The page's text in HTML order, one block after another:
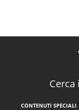
Cerca
CONTENUTI SPECIALI